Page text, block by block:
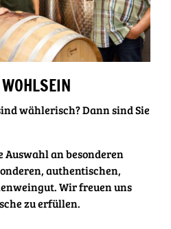
wählerisch? Dann sind Sie
Auswahl an besonderen
authentischen,
Wir freuen uns
zu erfüllen.